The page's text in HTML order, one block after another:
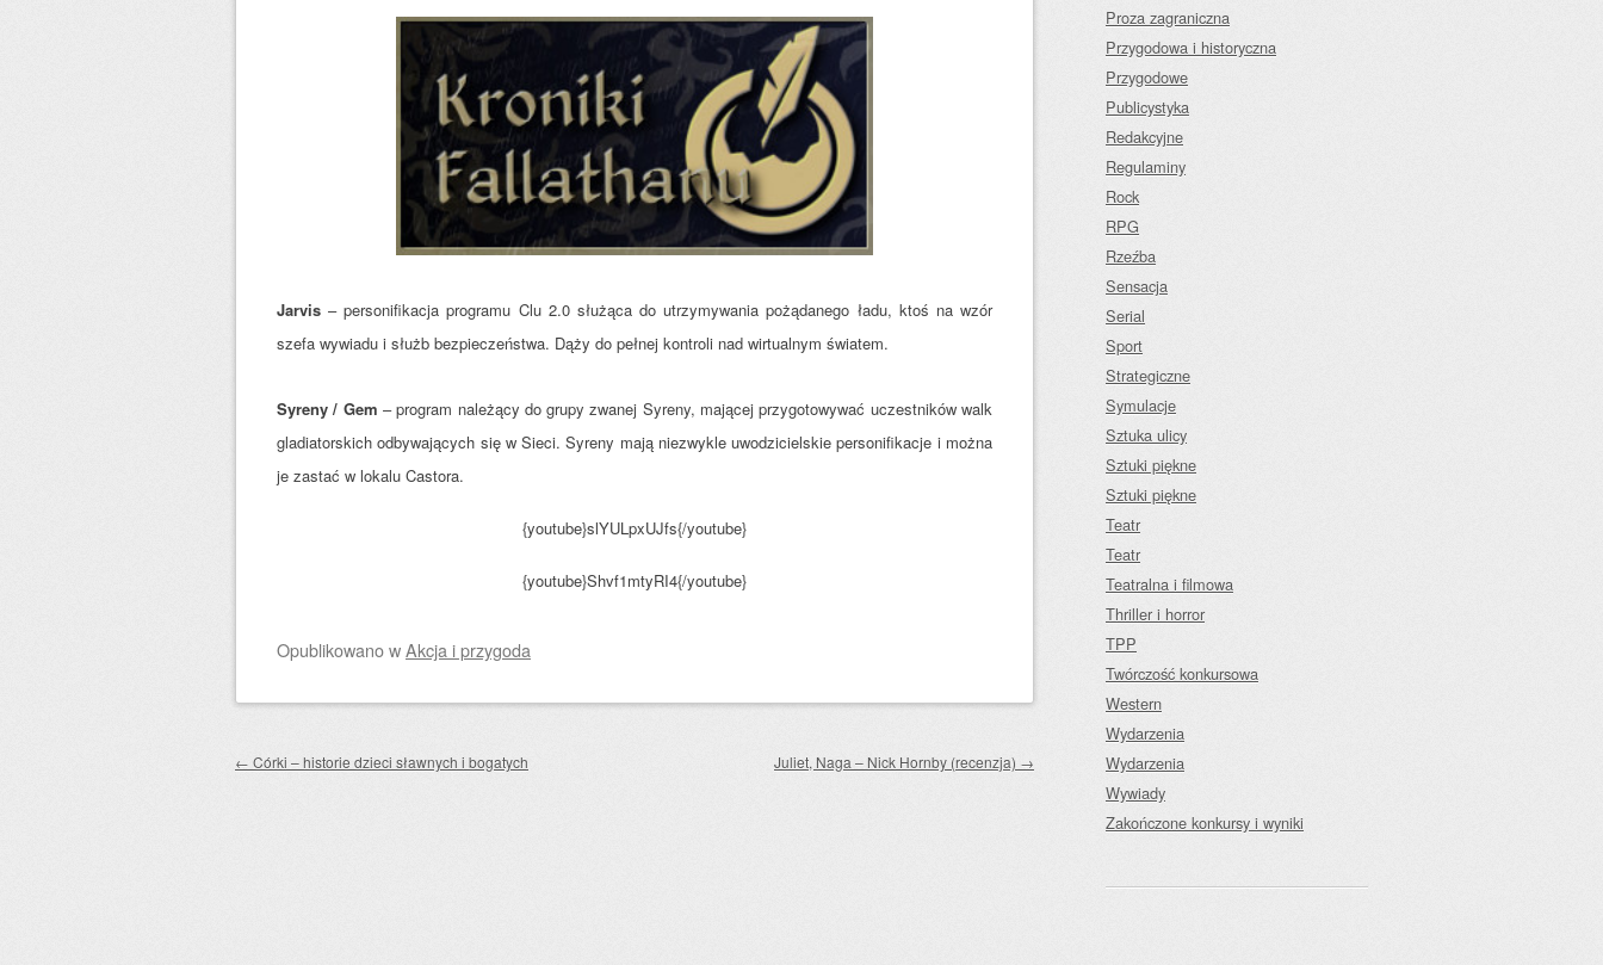
Jarvis – personifikacja programu Clu 2.0 służąca do utrzymywania pożądanego ładu, ktoś na wzór
szefa wywiadu i służb bezpieczeństwa. Dąży do pełnej kontroli nad wirtualnym światem.
Syreny / Gem – program należący do grupy zwanej Syreny, mającej przygotowywać uczestników walk
gladiatorskich odbywających się w Sieci. Syreny mają niezwykle uwodzicielskie personifikacje i można
je zastać w lokalu Castora.
{youtube}slYULpxUJfs{/youtube}
{youtube}Shvf1mtyRI4{/youtube}
OpublikowanowAkcja i przygoda
Zobacz wpisy
← Córki – historie dzieci sławnych i bogatych Juliet, Naga – Nick Hornby (recenzja) →
Proza zagraniczna
Przygodowa i historyczna
Przygodowe
Publicystyka
Redakcyjne
Regulaminy
Rock
RPG
Rzeźba
Sensacja
Serial
Sport
Strategiczne
Symulacje
Sztuka ulicy
Sztuki piękne
Sztuki piękne
Teatr
Teatr
Teatralna i filmowa
Thriller i horror
TPP
Twórczość konkursowa
Western
Wydarzenia
Wydarzenia
Wywiady
Zakończone konkursy i wyniki